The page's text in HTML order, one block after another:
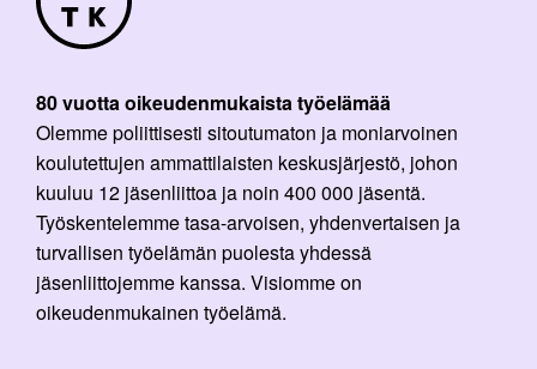
80 vuotta oikeudenmukaista työelämää
Olemme poliittisesti sitoutumaton ja moniarvoinen
koulutettujen ammattilaisten keskusjärjestö, johon
kuuluu 12 jäsenliittoa ja noin 400 000 jäsentä.
Työskentelemme tasa-arvoisen, yhdenvertaisen ja
turvallisen työelämän puolesta yhdessä
jäsenliittojemme kanssa. Visiomme on
oikeudenmukainen työelämä.